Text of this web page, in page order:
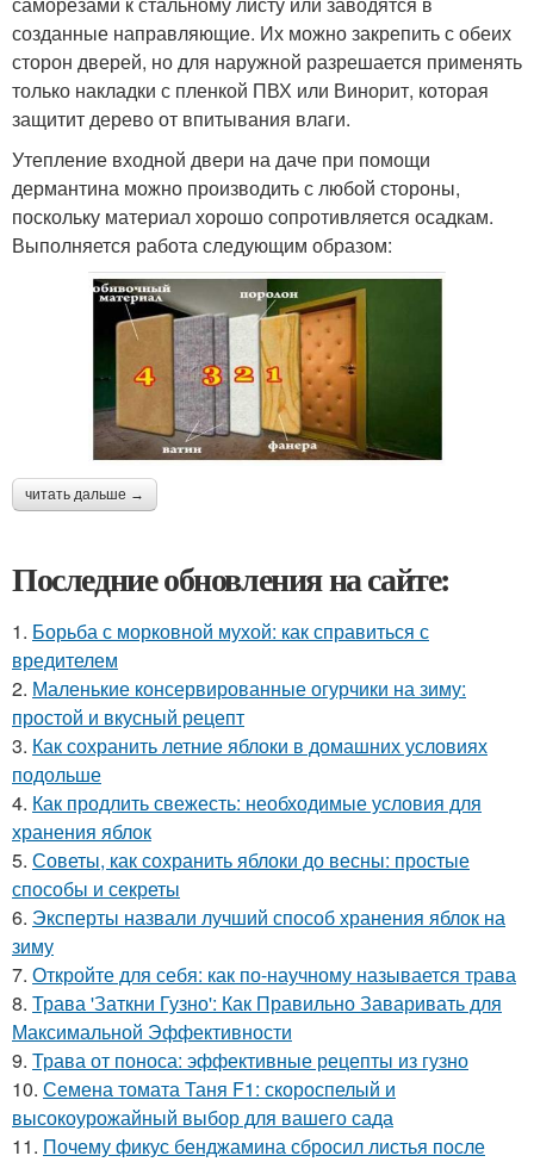
созданные направляющие. Их можно закрепить с обеих
сторон дверей, но для наружной разрешается применять
только накладки с пленкой ПВХ или Винорит, которая
защитит дерево от впитывания влаги.
Утепление входной двери на даче при помощи
дермантина можно производить с любой стороны,
поскольку материал хорошо сопротивляется осадкам.
Выполняется работа следующим образом:
читать дальше →
Последние обновления на сайте:
1. Борьба с морковной мухой: как справиться с
вредителем
2. Маленькие консервированные огурчики на зиму:
простой и вкусный рецепт
3. Как сохранить летние яблоки в домашних условиях
подольше
4. Как продлить свежесть: необходимые условия для
хранения яблок
5. Советы, как сохранить яблоки до весны: простые
способы и секреты
6. Эксперты назвали лучший способ хранения яблок на
зиму
7. Откройте для себя: как по-научному называется трава
8. Трава 'Заткни Гузно': Как Правильно Заваривать для
Максимальной Эффективности
9. Трава от поноса: эффективные рецепты из гузно
10. Семена томата Таня F1: скороспелый и
высокоурожайный выбор для вашего сада
11. Почему фикус бенджамина сбросил листья после